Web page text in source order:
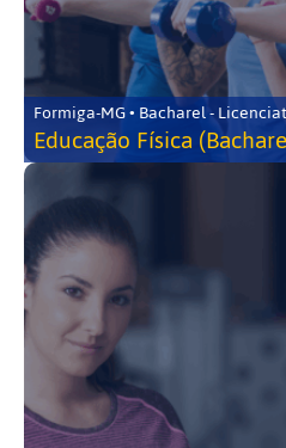
Formiga-MG • Bacharel -
Educação Física